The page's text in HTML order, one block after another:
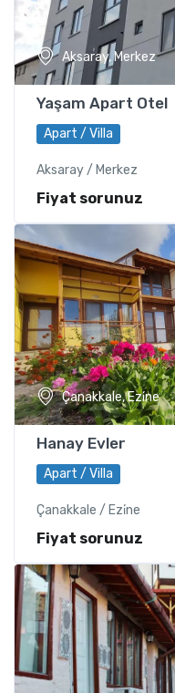
Aksaray, Merkez
Yaşam Apart Otel
Apart / Villa
Aksaray / Merkez
Fiyat sorunuz
Çanakkale, Ezi̇ne
Hanay Evler
Apart / Villa
Çanakkale / Ezi̇ne
Fiyat sorunuz